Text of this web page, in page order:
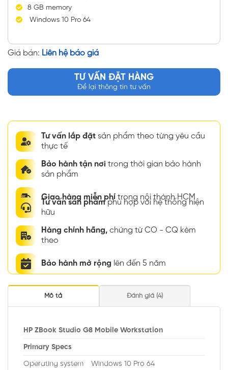
8 GB memory
Windows 10 Pro 64
Giá bán: Liên hệ báo giá
TƯ VẤN ĐẶT HÀNG
Để lại thông tin tư vấn
Tư vấn lắp đặt sản phẩm theo từng yêu cầu
thực tế
Bảo hành tận nơi trong thời gian bảo hành
sản phẩm
Giao hàng miễn phí trong nội thành HCM
Tư vấn sản phẩmphù hợp với hệ thống hiện
hữu
Hàng chính hãng, chứng từ CO - CQ kèm
theo
Bảo hành mở rộng lên đến 5 năm
Mô tả Đánh giá (4)
HP ZBook Studio G8 Mobile Workstation
Primary Specs
Operating system Windows 10 Pro 64